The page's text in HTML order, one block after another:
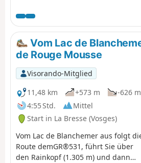
schöner Ausblick könnten diese
zusammenfassen.
Vom Lac de
de Rouge Mousse
Visorando-Mitglied
11,48 km
+573 m
-626 m
4:55 Std.
Mittel
Start in La Bresse (Vosges)
Vom Lac de Blanchemer aus folgt
Route demGR®531, führt Sie über
den Rainkopf (1.305 m) und dann